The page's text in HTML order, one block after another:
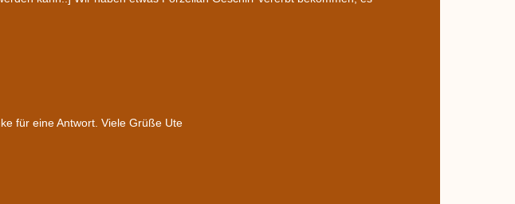
für eine Antwort. Viele Grüße Ute